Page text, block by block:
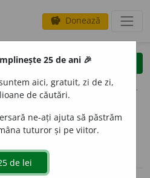
savings Donează
clear
opțiuni
definiții (13)
declinări
25 de ani 🎉
aici, gratuit, zi de zi,
de căutări.
ne-ați ajuta să păstrăm
tuturor și pe viitor.